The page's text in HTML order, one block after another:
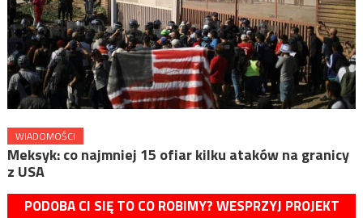
WIADOMOŚCI
Meksyk: co najmniej 15 ofiar kilku ataków na granicy
z USA
PODOBA CI SIĘ TO CO ROBIMY? WESPRZYJ PROJEKT